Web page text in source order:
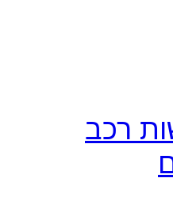
רכב